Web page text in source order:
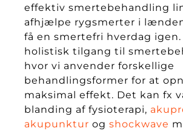
effektiv smertebehandling
afhjælpe rygsmerter i
få en smertefri hverdag igen.
holistisk tilgang til
hvor vi anvender forskellige
behandlingsformer for at
maksimal effekt. Det kan fx
blanding af fysioterapi,
akupunktur og shockwave